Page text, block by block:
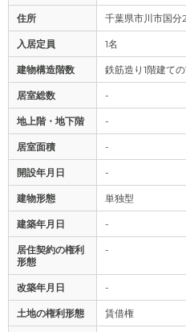
住所 千葉県市川市国
入居定員 1名
建物構造階数 鉄筋造り1階建て
居室総数 -
地上階・地下階 -
居室面積 -
開設年月日 -
建物形態 単独型
建築年月日 -
居住契約の権利
形態
-
改築年月日 -
土地の権利形態 賃借権